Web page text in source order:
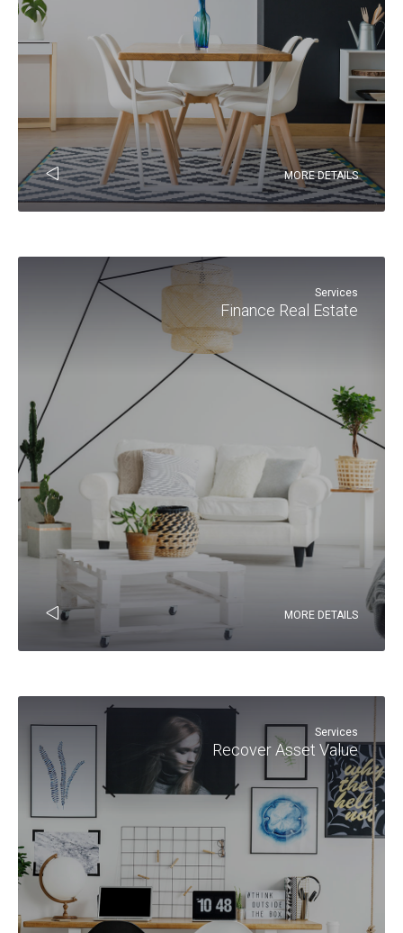
MORE DETAILS
Services
Finance Real Estate
MORE DETAILS
Services
Recover Asset Value